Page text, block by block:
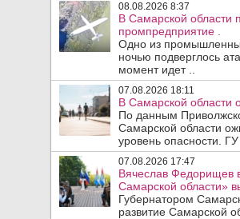
08.08.2026 8:37
В Самарской области
промпредприятие .
Одно из
ночью подверглось
момент идет ..
07.08.2026 18:11
В Самарской области
По данным
Самарской области
уровень опасности.
07.08.2026 17:47
Вячеслав Федорищев
Самарской области»
Губернатором
развитие Самарской